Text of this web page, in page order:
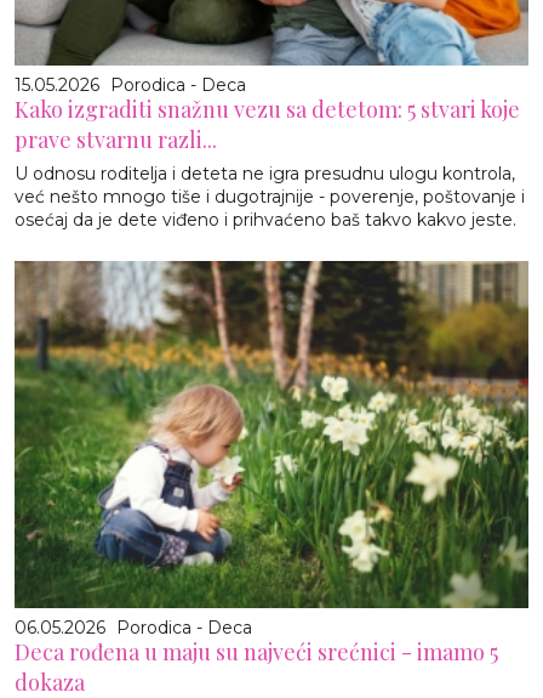
15.05.2026 Porodica - Deca
Kako izgraditi snažnu vezu sa detetom: 5 stvari koje
prave stvarnu razli...
U odnosu roditelja i deteta ne igra presudnu ulogu kontrola,
već nešto mnogo tiše i dugotrajnije - poverenje, poštovanje i
osećaj da je dete viđeno i prihvaćeno baš takvo kakvo jeste.
06.05.2026 Porodica - Deca
Deca rođena u maju su najveći srećnici - imamo 5
dokaza